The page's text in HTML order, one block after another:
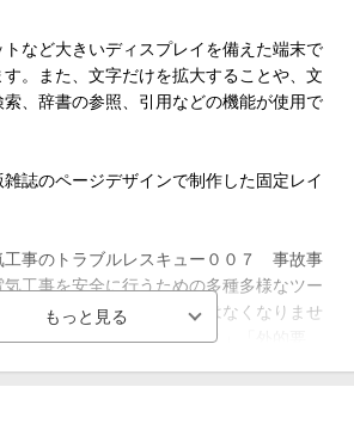
など大きいディスプレイを備えた端末で
。また、文字だけを拡大することや、文
、辞書の参照、引用などの機能が使用で
誌のページデザインで制作した固定レイ
工事のトラブルレスキュー００７ 事故事
工事を安全に行うための多種多様なツー
いますが、それでも事故はなくなりませ
したトラブルを「人為的ミス」「外的要